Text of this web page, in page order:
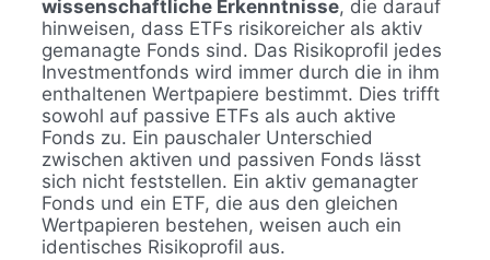
wissenschaftliche Erkenntnisse, die darauf
hinweisen, dass ETFs risikoreicher als aktiv
gemanagte Fonds sind. Das Risikoprofil jedes
Investmentfonds wird immer durch die in ihm
enthaltenen Wertpapiere bestimmt. Dies trifft
sowohl auf passive ETFs als auch aktive
Fonds zu. Ein pauschaler Unterschied
zwischen aktiven und passiven Fonds lässt
sich nicht feststellen. Ein aktiv gemanagter
Fonds und ein ETF, die aus den gleichen
Wertpapieren bestehen, weisen auch ein
identisches Risikoprofil aus.